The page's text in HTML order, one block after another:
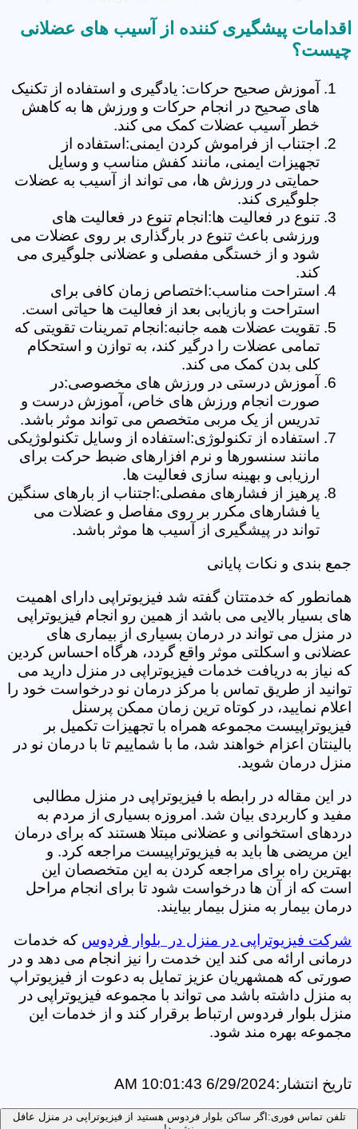
اقدامات پیشگیری کننده از آسیب های عضلانی
چیست؟
آموزش صحیح حرکات: یادگیری و استفاده از تکنیک
های صحیح در انجام حرکات و ورزش ها به کاهش
خطر آسیب عضلات کمک می کند.
اجتناب از فراموش کردن ایمنی:استفاده از
تجهیزات ایمنی، مانند کفش مناسب و وسایل
حمایتی در ورزش ها، می تواند از آسیب به عضلات
جلوگیری کند.
تنوع در فعالیت ها:انجام تنوع در فعالیت های
ورزشی باعث تنوع در بارگذاری بر روی عضلات می
شود و از خستگی مفصلی و عضلانی جلوگیری می
کند.
استراحت مناسب:اختصاص زمان کافی برای
استراحت و بازیابی بعد از فعالیت ها حیاتی است.
تقویت عضلات همه جانبه:انجام تمرینات تقویتی که
تمامی عضلات را درگیر کند، به توازن و استحکام
کلی بدن کمک می کند.
آموزش درستی در ورزش های مخصوصی:در
صورت انجام ورزش های خاص، آموزش درست و
تدریس از یک مربی متخصص می تواند موثر باشد.
استفاده از تکنولوژی:استفاده از وسایل تکنولوژیکی
مانند سنسورها و نرم افزارهای ضبط حرکت برای
ارزیابی و بهینه سازی فعالیت ها.
پرهیز از فشارهای مفصلی:اجتناب از بارهای سنگین
یا فشارهای مکرر بر روی مفاصل و عضلات می
تواند در پیشگیری از آسیب ها موثر باشد.
جمع بندی و نکات پایانی
همانطور که خدمتتان گفته شد فیزیوتراپی دارای اهمیت
های بسیار بالایی می باشد از همین رو انجام فیزیوتراپی
در منزل می تواند در درمان بسیاری از بیماری های
عضلانی و اسکلتی موثر واقع گردد، هرگاه احساس کردین
که نیاز به دریافت خدمات فیزیوتراپی در منزل دارید می
توانید از طریق تماس با مرکز درمان نو درخواست خود را
اعلام نمایید، در کوتاه ترین زمان ممکن پرسنل
فیزیوتراپیست مجموعه همراه با تجهیزات تکمیل بر
بالینتان اعزام خواهند شد، ما با شماییم تا با درمان نو در
منزل درمان شوید.
در این مقاله در رابطه با فیزیوتراپی در منزل مطالبی
مفید و کاربردی بیان شد. امروزه بسیاری از مردم به
دردهای استخوانی و عضلانی مبتلا هستند که برای درمان
این مریضی ها باید به فیزیوتراپیست مراجعه کرد. و
بهترین راه برای مراجعه کردن به این متخصصان این
است که از آن ها درخواست شود تا برای انجام مراحل
درمان بیمار به منزل بیمار بیایند.
شرکت فیزیوتراپی در منزل در بلوار فردوس که خدمات
درمانی ارائه می کند این خدمت را نیز انجام می دهد و در
صورتی که همشهریان عزیز تمایل به دعوت از فیزیوتراپ
به منزل داشته باشد می تواند با مجموعه فیزیوتراپی در
منزل بلوار فردوس ارتباط برقرار کند و از خدمات این
مجموعه بهره مند شود.
تاریخ انتشار:6/29/2024 10:01:43 AM
تلفن تماس فوری: اگر ساکن بلوار فردوس هستید از فیزیوتراپی در منزل عافل